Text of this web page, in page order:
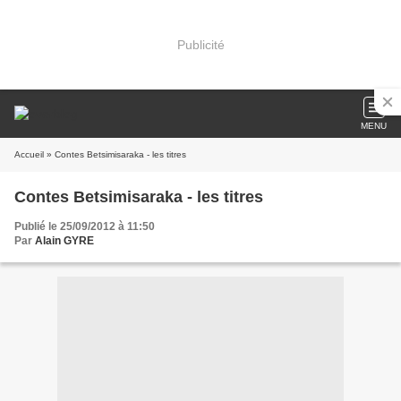
Publicité
MENU
Accueil » Contes Betsimisaraka - les titres
Contes Betsimisaraka - les titres
Publié le 25/09/2012 à 11:50
Par Alain GYRE